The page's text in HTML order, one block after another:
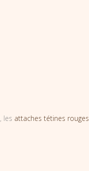
, les attaches tétines rouges